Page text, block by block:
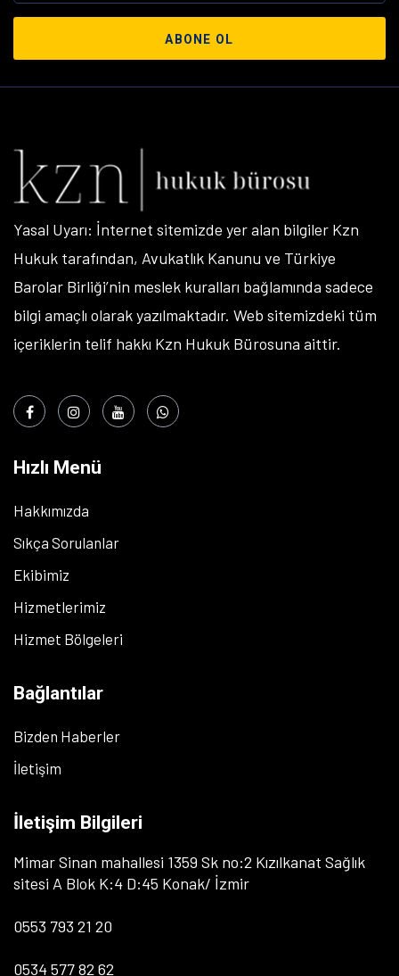
ABONE OL
Yasal Uyarı: İnternet sitemizde yer alan bilgiler Kzn
Hukuk tarafından, Avukatlık Kanunu ve Türkiye
Barolar Birliği’nin meslek kuralları bağlamında sadece
bilgi amaçlı olarak yazılmaktadır. Web sitemizdeki tüm
içeriklerin telif hakkı Kzn Hukuk Bürosuna aittir.
Hızlı Menü
Hakkımızda
Sıkça Sorulanlar
Ekibimiz
Hizmetlerimiz
Hizmet Bölgeleri
Bağlantılar
Bizden Haberler
İletişim
İletişim Bilgileri
Mimar Sinan mahallesi 1359 Sk no:2 Kızılkanat Sağlık
sitesi A Blok K:4 D:45 Konak/ İzmir
0553 793 21 20
0534 577 82 62